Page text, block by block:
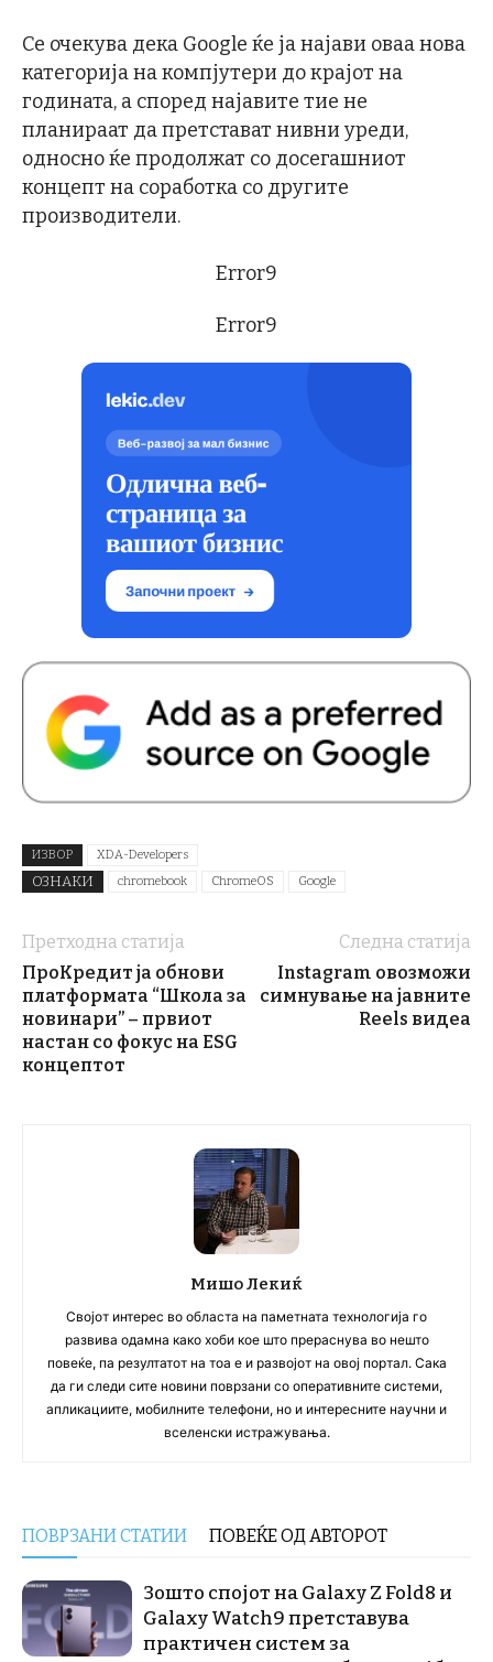
Се очекува дека Google ќе ја најави оваа нова
категорија на компјутери до крајот на
годината, а според најавите тие не
планираат да претстават нивни уреди,
односно ќе продолжат со досегашниот
концепт на соработка со другите
производители.
Error9
Error9
ИЗВОР XDA-Developers
ОЗНАКИ chromebook ChromeOS Google
Претходна статија
ПроКредит ја обнови
платформата “Школа за
новинари” – првиот
настан со фокус на ESG
концептот
Следна статија
Instagram овозможи
симнување на јавните
Reels видеа
Мишо Лекиќ
Својот интерес во областа на паметната технологија го
развива одамна како хоби кое што прераснува во нешто
повеќе, па резултатот на тоа е и развојот на овој портал. Сака
да ги следи сите новини поврзани со оперативните системи,
апликациите, мобилните телефони, но и интересните научни и
вселенски истражувања.
ПОВРЗАНИ СТАТИИ ПОВЕЌЕ ОД АВТОРОТ
Зошто спојот на Galaxy Z Fold8 и
Galaxy Watch9 претставува
практичен систем за